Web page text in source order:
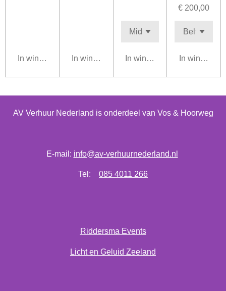
In winkelwagenIn winkelwagenIn winkelwagen
€ 200,00
In
AV Verhuur Nederland is onderdeel van Vos & Hoorweg
E-mail: info@av-verhuurnederland.nl
Tel: 085 4011 266
Riddersma Events
Licht en Geluid Zeeland